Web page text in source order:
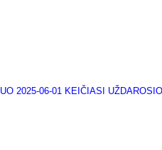
2025-06-01 KEIČIASI